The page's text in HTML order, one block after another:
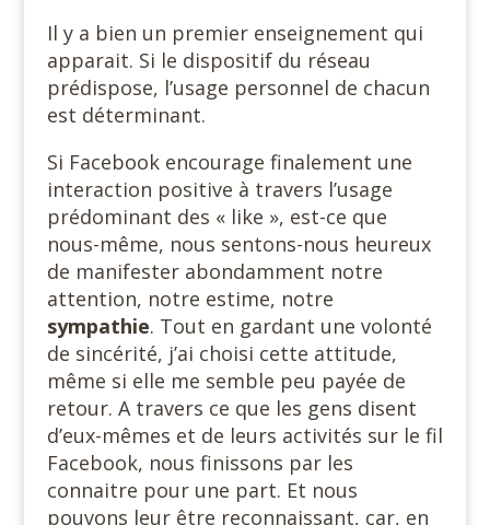
Il y a bien un premier enseignement qui
apparait. Si le dispositif du réseau
prédispose, l’usage personnel de chacun
est déterminant.
Si Facebook encourage finalement une
interaction positive à travers l’usage
prédominant des « like », est-ce que
nous-même, nous sentons-nous heureux
de manifester abondamment notre
attention, notre estime, notre
sympathie. Tout en gardant une volonté
de sincérité, j’ai choisi cette attitude,
même si elle me semble peu payée de
retour. A travers ce que les gens disent
d’eux-mêmes et de leurs activités sur le fil
Facebook, nous finissons par les
connaitre pour une part. Et nous
pouvons leur être reconnaissant, car, en